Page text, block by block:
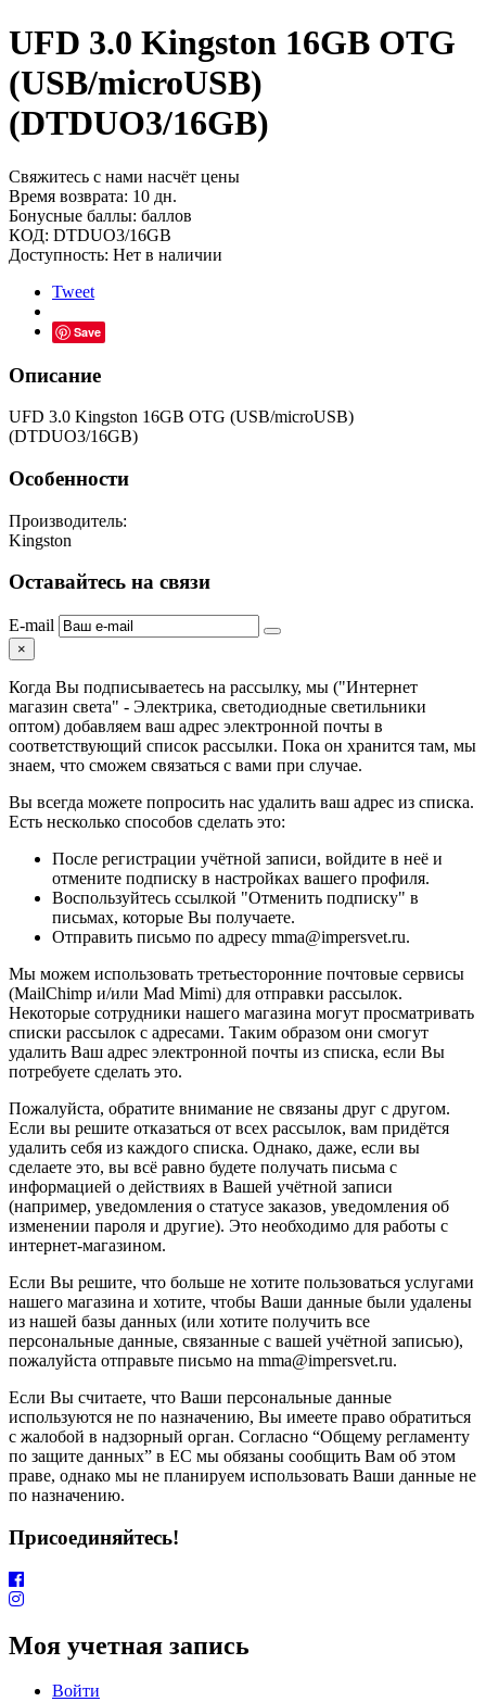
UFD 3.0 Kingston 16GB OTG
(USB/microUSB)
(DTDUO3/16GB)
Свяжитесь с нами насчёт цены
Время возврата: 10 дн.
Бонусные баллы: баллов
КОД: DTDUO3/16GB
Доступность: Нет в наличии
Tweet
Save
Описание
UFD 3.0 Kingston 16GB OTG (USB/microUSB)
(DTDUO3/16GB)
Особенности
Производитель:
Kingston
Оставайтесь на связи
E-mail
×
Когда Вы подписываетесь на рассылку, мы ("Интернет
магазин света" - Электрика, светодиодные светильники
оптом) добавляем ваш адрес электронной почты в
соответствующий список рассылки. Пока он хранится там, мы
знаем, что сможем связаться с вами при случае.
Вы всегда можете попросить нас удалить ваш адрес из списка.
Есть несколько способов сделать это:
После регистрации учётной записи, войдите в неё и
отмените подписку в настройках вашего профиля.
Воспользуйтесь ссылкой "Отменить подписку" в
письмах, которые Вы получаете.
Отправить письмо по адресу mma@impersvet.ru.
Мы можем использовать третьесторонние почтовые сервисы
(MailChimp и/или Mad Mimi) для отправки рассылок.
Некоторые сотрудники нашего магазина могут просматривать
списки рассылок с адресами. Таким образом они смогут
удалить Ваш адрес электронной почты из списка, если Вы
потребуете сделать это.
Пожалуйста, обратите внимание не связаны друг с другом.
Если вы решите отказаться от всех рассылок, вам придётся
удалить себя из каждого списка. Однако, даже, если вы
сделаете это, вы всё равно будете получать письма с
информацией о действиях в Вашей учётной записи
(например, уведомления о статусе заказов, уведомления об
изменении пароля и другие). Это необходимо для работы с
интернет-магазином.
Если Вы решите, что больше не хотите пользоваться услугами
нашего магазина и хотите, чтобы Ваши данные были удалены
из нашей базы данных (или хотите получить все
персональные данные, связанные с вашей учётной записью),
пожалуйста отправьте письмо на mma@impersvet.ru.
Если Вы считаете, что Ваши персональные данные
используются не по назначению, Вы имеете право обратиться
с жалобой в надзорный орган. Согласно “Общему регламенту
по защите данных” в ЕС мы обязаны сообщить Вам об этом
праве, однако мы не планируем использовать Ваши данные не
по назначению.
Присоединяйтесь!
Моя учетная запись
Войти